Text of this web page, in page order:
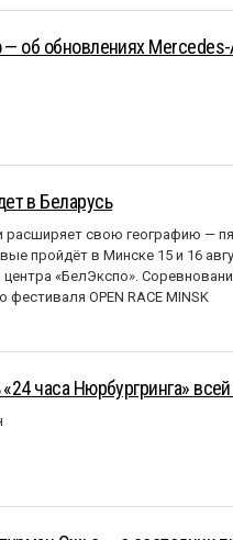
об обновлениях Mercedes-
в Беларусь
расширяет свою географию —
пройдёт в Минске 15 и 16
«БелЭкспо».
OPEN RACE MINSK
часа Нюрбургринга»